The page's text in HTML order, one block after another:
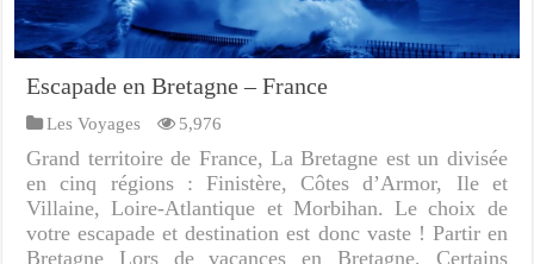
Escapade en Bretagne – France
Les Voyages 5,976
Grand territoire de France, La Bretagne est un divisée
en cinq régions : Finistère, Côtes d’Armor, Ile et
Villaine, Loire-Atlantique et Morbihan. Le choix de
votre escapade et destination est donc vaste ! Partir en
Bretagne Lors de vacances en Bretagne, Certains